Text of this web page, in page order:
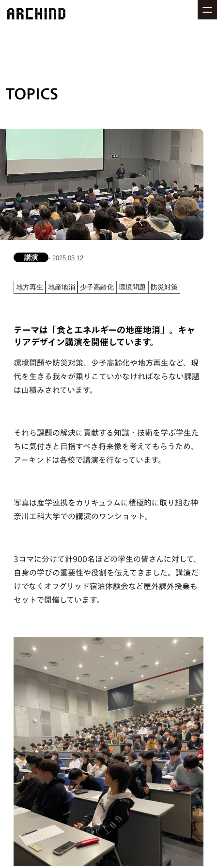
テーマは「食とエネルギーの地産地消」。キャ
リアデザイン講演を開催しています。
環境問題や防災対策、少子高齢化や地方再生など、現
代を生きる我々が乗りこていかなければならない課題
は山積みされています。
それら課題の解決に貢献する知識・技術を学ぶ学生た
ちに気付きと目指すべき将来像を考えてもらうため、
アーキンドは各校で講演を行なっています。
写真は産学連携をカリキュラムに積極的に取り組む神
奈川工科大学での講演のワンショット。
3コマに分けて計900名ほどの学生の皆さんに対して、
自身の学びの重要性や役割を伝えてきました。講演だ
けでなくオフグリッド宿泊体験会など屋外課外授業も
セットで開催しています。
TOPICS
講演 - 2025.05.12
地方再生 地産地消 少子高齢化 環境問題 防災対策